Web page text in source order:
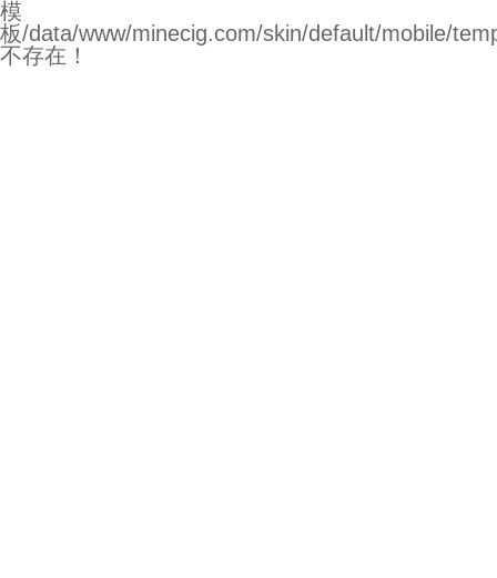
模
板/data/www/minecig.com/skin/default/mobile/
不存在！